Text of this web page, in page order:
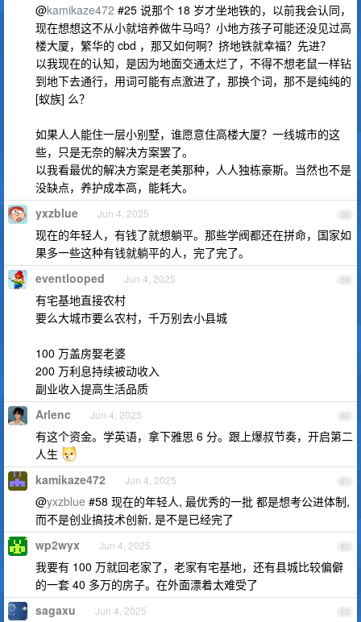
@kamikaze472 #25 说那个 18 岁才坐地铁的，以前我会认同，
现在想想这不从小就培养做牛马吗？小地方孩子可能还没见过高
楼大厦，繁华的 cbd ，那又如何啊？挤地铁就幸福？先进？
以我现在的认知，是因为地面交通太烂了，不得不想老鼠一样钻
到地下去通行，用词可能有点激进了，那换个词，那不是纯纯的
[蚁族] 么？
如果人人能住一层小别墅，谁愿意住高楼大厦？一线城市的这
些，只是无奈的解决方案罢了。
以我看最优的解决方案是老美那种，人人独栋豪斯。当然也不是
没缺点，养护成本高，能耗大。
58
yxzblue Jun 4, 2025
现在的年轻人，有钱了就想躺平。那些学阀都还在拼命，国家如
果多一些这种有钱就躺平的人，完了完了。
59
eventlooped Jun 4, 2025
有宅基地直接农村
要么大城市要么农村，千万别去小县城
100 万盖房娶老婆
200 万利息持续被动收入
副业收入提高生活品质
60
Arlenc Jun 4, 2025
有这个资金。学英语，拿下雅思 6 分。跟上爆叔节奏，开启第二
人生
61
kamikaze472 Jun 4, 2025
@yxzblue #58 现在的年轻人, 最优秀的一批 都是想考公进体制,
而不是创业搞技术创新, 是不是已经完了
62
wp2wyx Jun 4, 2025
我要有 100 万就回老家了，老家有宅基地，还有县城比较偏僻
的一套 40 多万的房子。在外面漂着太难受了
63
sagaxu Jun 4, 2025